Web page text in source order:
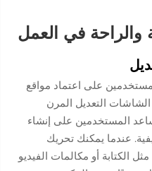
والراحة في العمل
على اعتماد مواقع
التعديل المرن
المستخدمين على إنشاء
عندما يمكنك تحريك
الكتابة أو مكالمات الفيديو